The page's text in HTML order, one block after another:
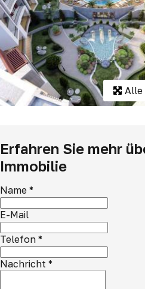
Alle
Erfahren Sie mehr
Immobilie
Name*
E-Mail
Telefon*
Nachricht *